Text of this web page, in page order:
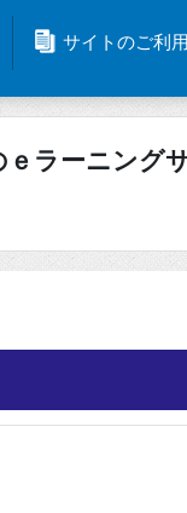
サイトのご利
ラーニング